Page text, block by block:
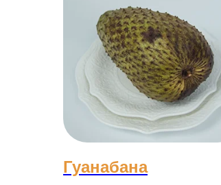
Гуанабана